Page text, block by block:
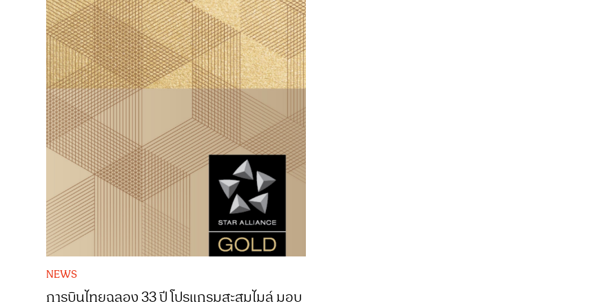
NEWS
การบินไทยฉลอง 33 ปี โปรแกรมสะสมไมล์ มอบ